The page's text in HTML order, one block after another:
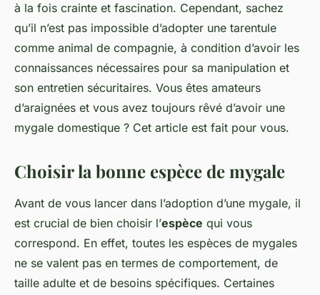
à la fois crainte et fascination. Cependant, sachez
qu’il n’est pas impossible d’adopter une tarentule
comme animal de compagnie, à condition d’avoir les
connaissances nécessaires pour sa manipulation et
son entretien sécuritaires. Vous êtes amateurs
d’araignées et vous avez toujours rêvé d’avoir une
mygale domestique ? Cet article est fait pour vous.
Choisir la bonne espèce de mygale
Avant de vous lancer dans l’adoption d’une mygale, il
est crucial de bien choisir l’espèce qui vous
correspond. En effet, toutes les espèces de mygales
ne se valent pas en termes de comportement, de
taille adulte et de besoins spécifiques. Certaines